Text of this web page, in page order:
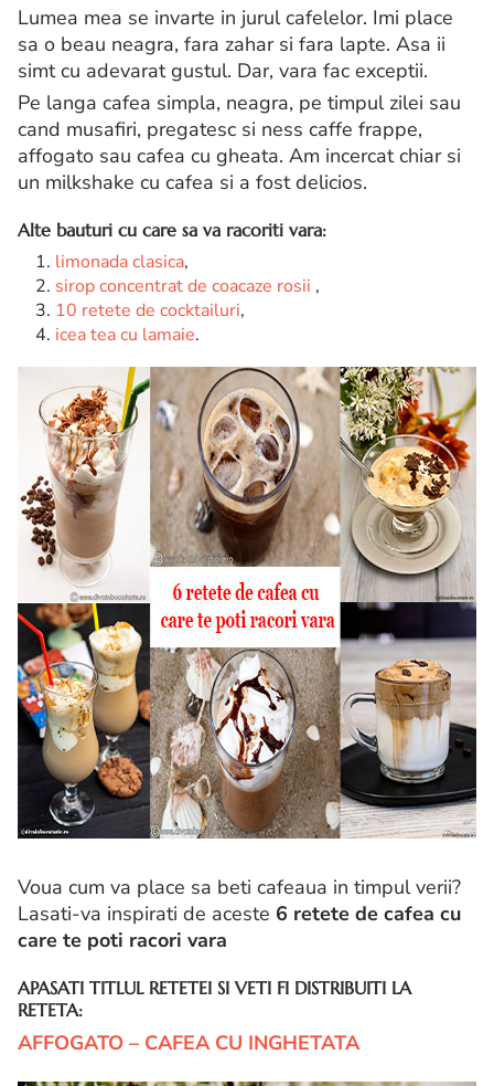
Lumea mea se invarte in jurul cafelelor. Imi place
sa o beau neagra, fara zahar si fara lapte. Asa ii
simt cu adevarat gustul. Dar, vara fac exceptii.
Pe langa cafea simpla, neagra, pe timpul zilei sau
cand musafiri, pregatesc si ness caffe frappe,
affogato sau cafea cu gheata. Am incercat chiar si
un milkshake cu cafea si a fost delicios.
Alte bauturi cu care sa va racoriti vara:
limonada clasica,
sirop concentrat de coacaze rosii ,
10 retete de cocktailuri,
icea tea cu lamaie.
Voua cum va place sa beti cafeaua in timpul verii?
Lasati-va inspirati de aceste 6 retete de cafea cu
care te poti racori vara
APASATI TITLUL RETETEI SI VETI FI DISTRIBUITI LA
RETETA:
AFFOGATO – CAFEA CU INGHETATA